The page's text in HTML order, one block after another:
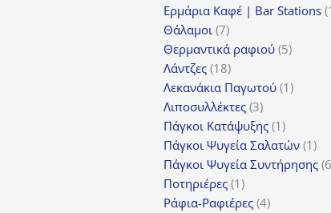
προϊόντα
Ερμάρια Καφέ | Bar Stations
Θάλαμοι 77
προϊόντα
Θερμαντικά ραφιού 55
Λάντζες 1818
προϊόντα
Λεκανάκια Παγωτού 11
Λιποσυλλέκτες 33
προϊόντα
Πάγκοι Κατάψυξης 11
προϊόν
Πάγκοι Ψυγεία Σαλατών 11
Πάγκοι Ψυγεία Συντήρησης 6
Ποτηριέρες 11
προϊόν
Ράφια-Ραφιέρες 44